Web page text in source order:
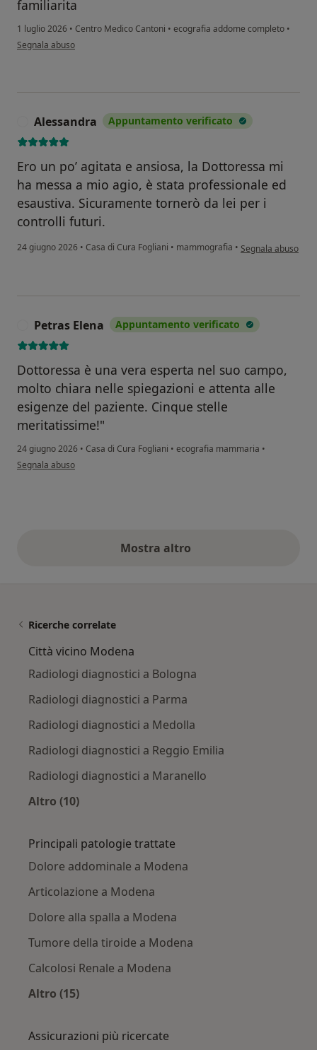
familiarita
1 luglio 2026 • Centro Medico Cantoni • ecografia addome completo •
secondo l'opinione dell'utente Andrea C.
Segnala abuso
Alessandra Appuntamento verificato
Ero un po’ agitata e ansiosa, la Dottoressa mi
ha messa a mio agio, è stata professionale ed
esaustiva. Sicuramente tornerò da lei per i
controlli futuri.
24 giugno 2026 • Casa di Cura Fogliani • mammografia • secondo
Segnala abuso
Petras Elena Appuntamento verificato
Dottoressa è una vera esperta nel suo campo,
molto chiara nelle spiegazioni e attenta alle
esigenze del paziente. Cinque stelle
meritatissime!"
24 giugno 2026 • Casa di Cura Fogliani • ecografia mammaria •
secondo l'opinione dell'utente Petras Elena
Segnala abuso
Mostra altroopinioni di cui sopra
Ricerche correlate
Città vicino Modena
Radiologi diagnostici a Bologna
Radiologi diagnostici a Parma
Radiologi diagnostici a Medolla
Radiologi diagnostici a Reggio Emilia
Radiologi diagnostici a Maranello
Altro (10)
Principali patologie trattate
Dolore addominale a Modena
Articolazione a Modena
Dolore alla spalla a Modena
Tumore della tiroide a Modena
Calcolosi Renale a Modena
Altro (15)
Assicurazioni più ricercate